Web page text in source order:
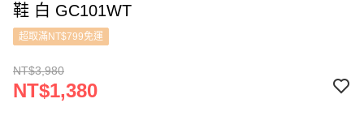
鞋 白 GC101WT
超取滿NT$799免運
NT$3,980
NT$1,380